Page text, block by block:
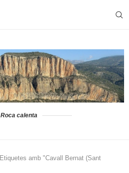
Roca calenta
Etiquetes amb "Cavall Bernat (Sant